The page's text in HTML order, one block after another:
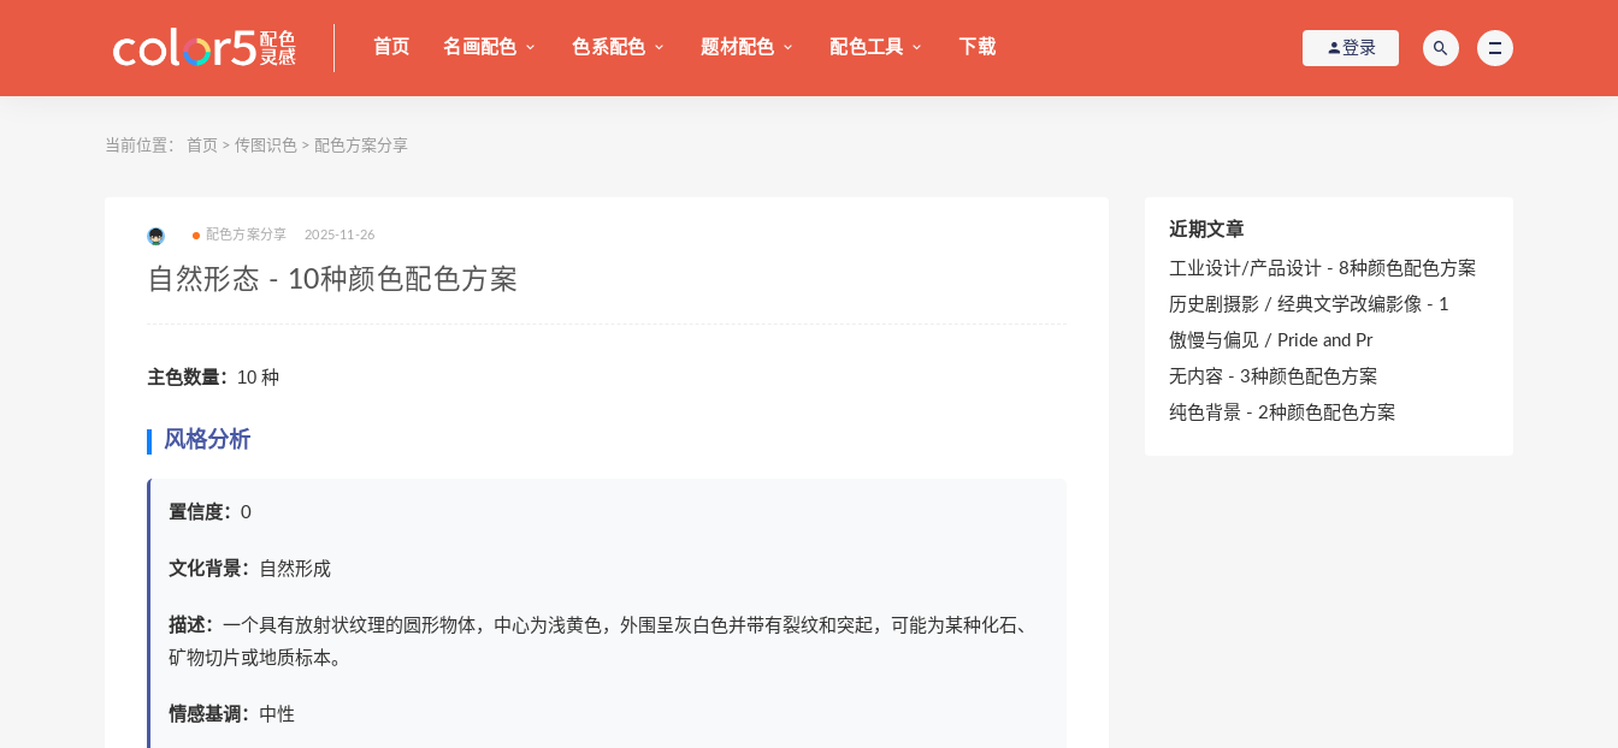
首页 名画配色 色系配色 题材配色 配色工具 下载 登录
当前位置： 首页 > 传图识色 > 配色方案分享
配色方案分享 2025-11-26
自然形态 - 10种颜色配色方案
主色数量： 10 种
风格分析
置信度： 0
文化背景： 自然形成
描述： 一个具有放射状纹理的圆形物体，中心为浅黄色，外围呈灰白色并带有裂纹和突起，可能为某种化石、
矿物切片或地质标本。
情感基调： 中性
近期文章
工业设计/产品设计 - 8种颜色配色方案
历史剧摄影 / 经典文学改编影像 - 1
傲慢与偏见 / Pride and Pr
无内容 - 3种颜色配色方案
纯色背景 - 2种颜色配色方案